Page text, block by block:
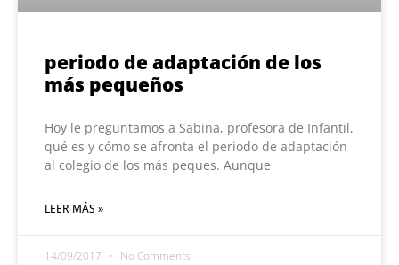
periodo de adaptación de los
más pequeños
Hoy le preguntamos a Sabina, profesora de Infantil,
qué es y cómo se afronta el periodo de adaptación
al colegio de los más peques. Aunque
LEER MÁS »
14/09/2017 No Comments